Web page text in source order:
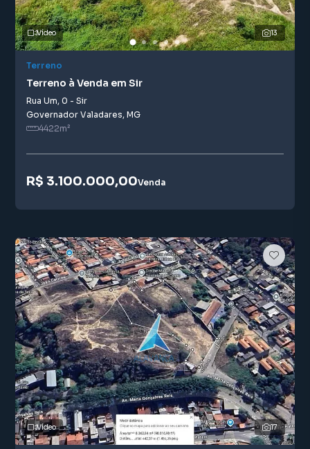
13
Vídeo
Terreno
Terreno à Venda em Sir
Rua Um, 0 - Sir
Governador Valadares, MG
4422m²
R$ 3.100.000,00Venda
17
Vídeo